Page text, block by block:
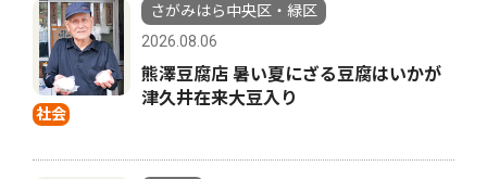
社会
さがみはら中央区・緑区
2026.08.06
熊澤豆腐店 暑い夏にざる豆腐はいかが
津久井在来大豆入り